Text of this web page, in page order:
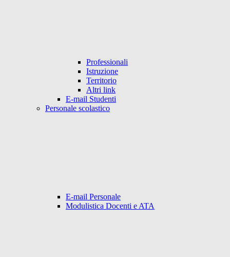
Professionali
Istruzione
Territorio
Altri link
E-mail Studenti
Personale scolastico
E-mail Personale
Modulistica Docenti e ATA